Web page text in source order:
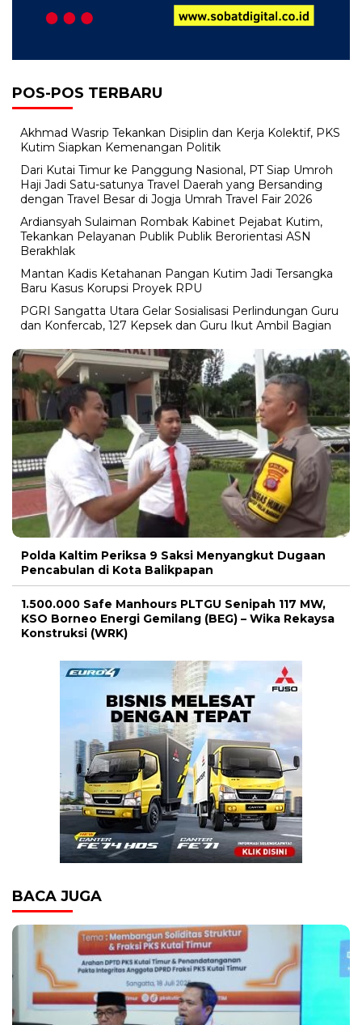
POS-POS TERBARU
Akhmad Wasrip Tekankan Disiplin dan Kerja Kolektif, PKS
Kutim Siapkan Kemenangan Politik
Dari Kutai Timur ke Panggung Nasional, PT Siap Umroh
Haji Jadi Satu-satunya Travel Daerah yang Bersanding
dengan Travel Besar di Jogja Umrah Travel Fair 2026
Ardiansyah Sulaiman Rombak Kabinet Pejabat Kutim,
Tekankan Pelayanan Publik Publik Berorientasi ASN
Berakhlak
Mantan Kadis Ketahanan Pangan Kutim Jadi Tersangka
Baru Kasus Korupsi Proyek RPU
PGRI Sangatta Utara Gelar Sosialisasi Perlindungan Guru
dan Konfercab, 127 Kepsek dan Guru Ikut Ambil Bagian
Polda Kaltim Periksa 9 Saksi Menyangkut Dugaan
Pencabulan di Kota Balikpapan
1.500.000 Safe Manhours PLTGU Senipah 117 MW,
KSO Borneo Energi Gemilang (BEG) – Wika Rekaysa
Konstruksi (WRK)
BACA JUGA